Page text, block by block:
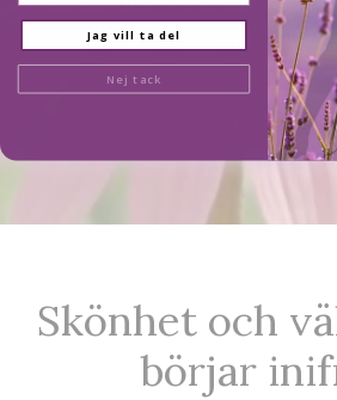
året runt.
LÄS NU
Skönhet och
börjar
Jag vill ta del
Nej tack